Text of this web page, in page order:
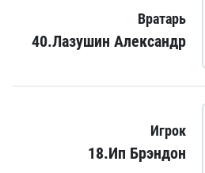
Вратарь
40.Лазушин Александр
Игрок
18.Ип Брэндон